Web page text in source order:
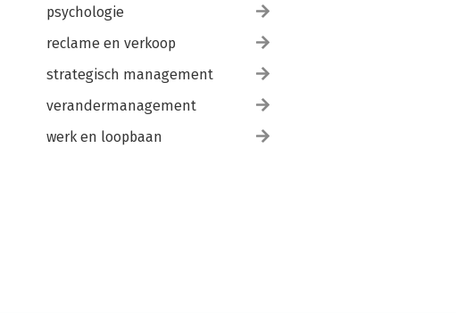
psychologie
reclame en verkoop
strategisch management
verandermanagement
werk en loopbaan